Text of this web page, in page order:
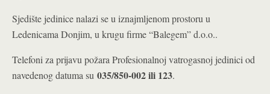
Sjedište jedinice nalazi se u iznajmljenom prostoru u
Ledenicama Donjim, u krugu firme “Balegem” d.o.o..
Telefoni za prijavu požara Profesionalnoj vatrogasnoj jedinici od
navedenog datuma su 035/850-002 ili 123.